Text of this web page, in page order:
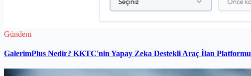
Gündem
GalerimPlus Nedir? KKTC'nin Yapay Zeka Destekli Araç İlan Platformu